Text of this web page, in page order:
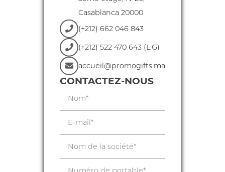
Casablanca 20000
(+212) 662 046 843
(+212) 522 470 643 (L.G)
accueil@promogifts.ma
CONTACTEZ-NOUS